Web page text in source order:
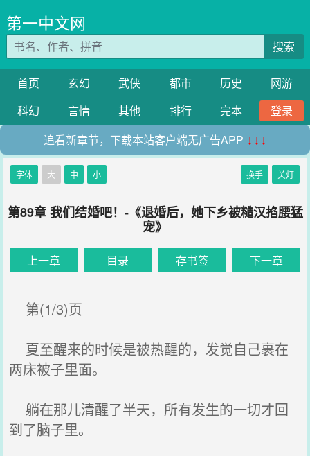
第一中文网
搜索
首页 玄幻 武侠 都市 历史
网游
科幻
言情 其他 排行 完本
登录
追看新章节，下载本站客户端无广告APP ↓↓↓
字体 大 中 小 换手 关灯
第89章 我们结婚吧！-《退婚后，她下乡被糙汉掐腰猛
宠》
上一章 目录 存书签 下一章
第(1/3)页
夏至醒来的时候是被热醒的，发觉自己裹在
两床被子里面。
躺在那儿清醒了半天，所有发生的一切才回
到了脑子里。